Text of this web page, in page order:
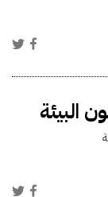
البيئة